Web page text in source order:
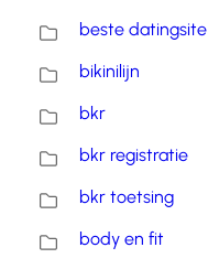
beste datingsite
bikinilijn
bkr
bkr registratie
bkr toetsing
body en fit